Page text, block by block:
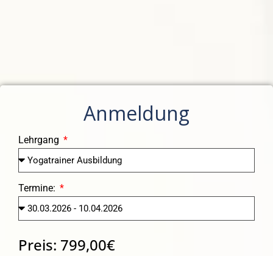
Anmeldung
Lehrgang
Termine:
Preis: 799,00€